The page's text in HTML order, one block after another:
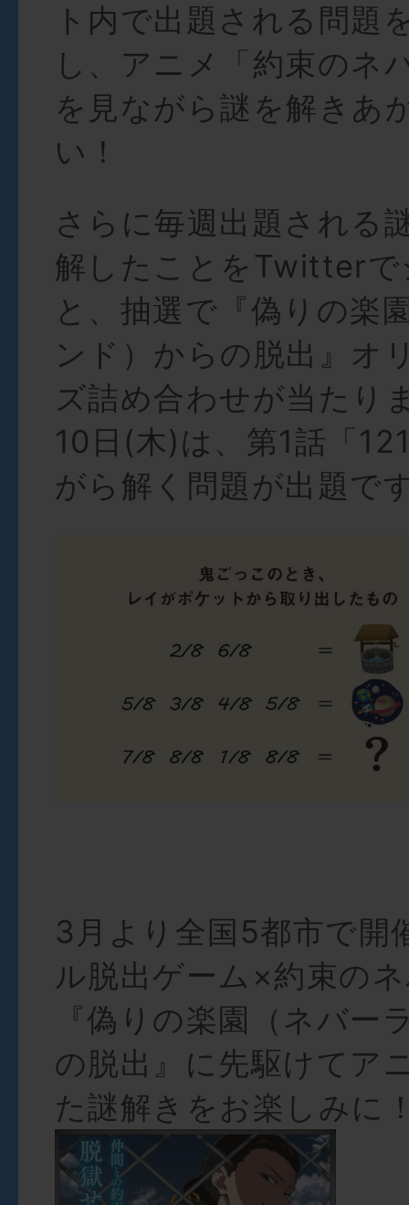
ト内で出題される問題
し、アニメ「約束のネ
を見ながら謎を解きあ
い！
さらに毎週出題される
解したことをTwitterで
と、抽選で『偽りの楽
ンド）からの脱出』オ
ズ詰め合わせが当たり
10日(木)は、第1話「
がら解く問題が出題で
3月より全国5都市で開
ル脱出ゲーム×約束の
『偽りの楽園（ネバー
の脱出』に先駆けてア
た謎解きをお楽しみに